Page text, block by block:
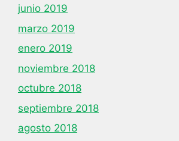
junio 2019
marzo 2019
enero 2019
noviembre 2018
octubre 2018
septiembre 2018
agosto 2018